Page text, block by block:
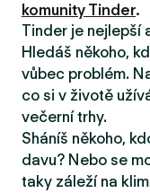
komunity Tinder.
Tinder je nejlepší
Hledáš někoho,
vůbec problém.
co si v životě
večerní trhy.
Sháníš někoho,
davu? Nebo se
taky záleží na